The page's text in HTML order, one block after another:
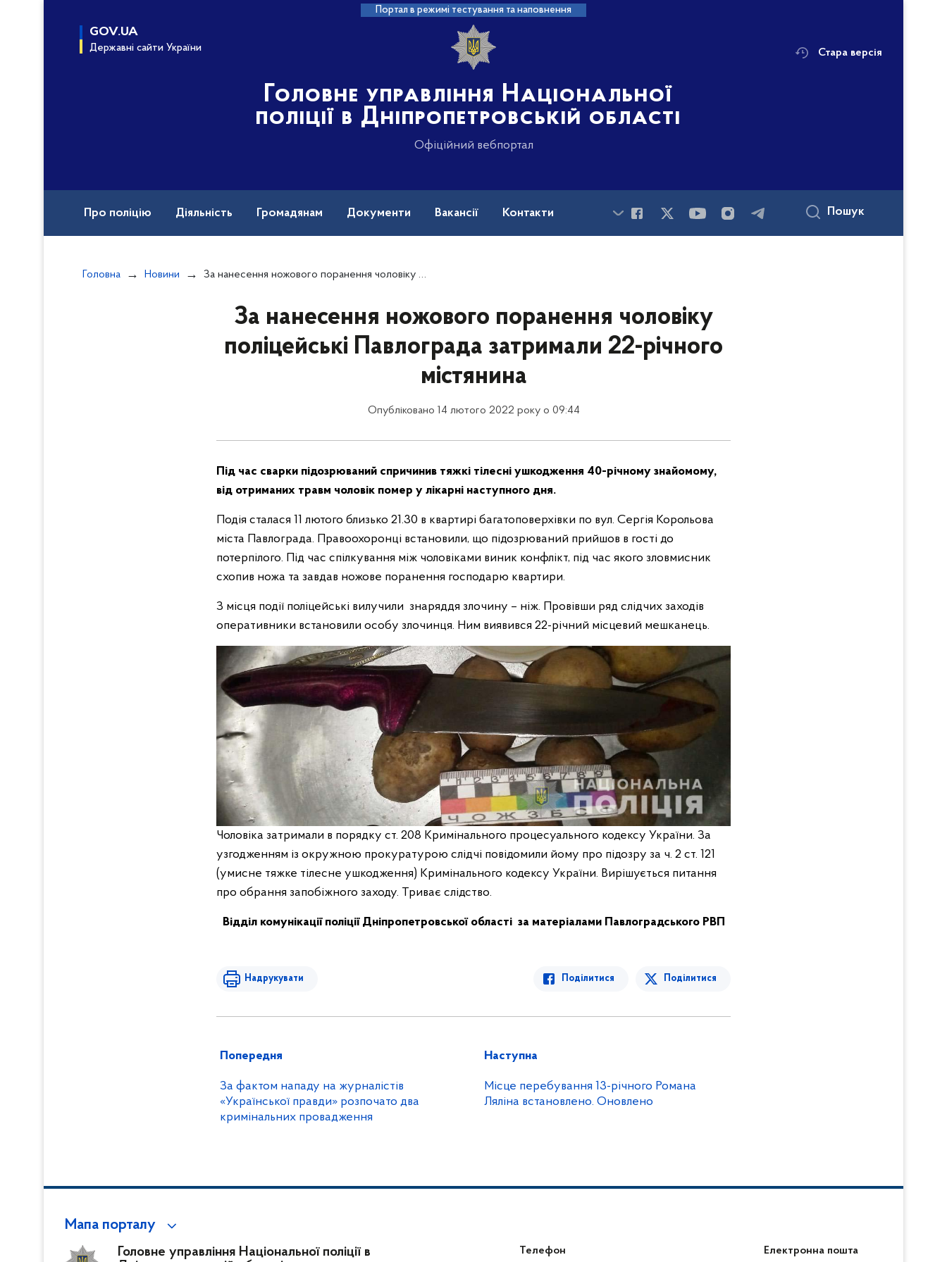
Портал в режимі тестування та наповнення
GOV.UA
Державні сайти України
Головне управління Національної
поліції в Дніпропетровській області
Офіційний вебпортал
Стара версія
Про поліцію Діяльність Громадянам Документи Вакансії Контакти Пошук
Головна Новини За нанесення ножового поранення чоловіку поліцейські Павлограда затримали 22-річного містянина
За нанесення ножового поранення чоловіку
поліцейські Павлограда затримали 22-річного
містянина
Опубліковано 14 лютого 2022 року о 09:44
Під час сварки підозрюваний спричинив тяжкі тілесні ушкодження 40-річному знайомому,
від отриманих травм чоловік помер у лікарні наступного дня.
Подія сталася 11 лютого близько 21.30 в квартирі багатоповерхівки по вул. Сергія Корольова
міста Павлограда. Правоохоронці встановили, що підозрюваний прийшов в гості до
потерпілого. Під час спілкування між чоловіками виник конфлікт, під час якого зловмисник
схопив ножа та завдав ножове поранення господарю квартири.
З місця події поліцейські вилучили знаряддя злочину – ніж. Провівши ряд слідчих заходів
оперативники встановили особу злочинця. Ним виявився 22-річний місцевий мешканець.
Чоловіка затримали в порядку ст. 208 Кримінального процесуального кодексу України. За
узгодженням із окружною прокуратурою слідчі повідомили йому про підозру за ч. 2 ст. 121
(умисне тяжке тілесне ушкодження) Кримінального кодексу України. Вирішується питання
про обрання запобіжного заходу. Триває слідство.
Відділ комунікації поліції Дніпропетровської області за матеріалами Павлоградського РВП
Надрукувати Поділитися Поділитися
Попередня
За фактом нападу на журналістів
«Української правди» розпочато два
кримінальних провадження
Наступна
Місце перебування 13-річного Романа
Ляліна встановлено. Оновлено
Мапа порталу
Головне управління Національної поліції в
Телефон Електронна пошта